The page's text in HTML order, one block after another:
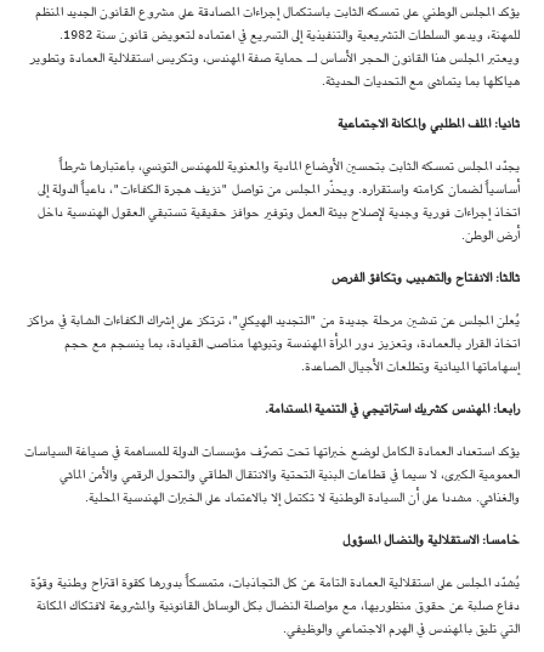
يؤكد المجلس الوطني على تمسكه الثابت باستكمال إجراءات المصادقة على مشروع القانون الجديد المنظم
للمهنة، ويدعو السلطات التشريعية والتنفيذية إلى التسريع في اعتماده لتعويض قانون سنة 1982.
ويعتبر المجلس هذا القانون الحجر الأساس لـ حماية صفة المهندس، وتكريس استقلالية العمادة وتطوير
هياكلها بما يتماشى مع التحديات الحديثة.
ثانيا: الملف المطلبي والمكانة الاجتماعية
يجدّد المجلس تمسكه الثابت بتحسين الأوضاع المادية والمعنوية للمهندس التونسي، باعتبارها شرطاً
أساسياً لضمان كرامته واستقراره. ويحذّر المجلس من تواصل "نزيف هجرة الكفاءات"، داعياً الدولة إلى
اتخاذ إجراءات فورية وجدية لإصلاح بيئة العمل وتوفير حوافز حقيقية تستبقي العقول الهندسية داخل
أرض الوطن.
ثالثا: الانفتاح والتشبيب وتكافؤ الفرص
يُعلن المجلس عن تدشين مرحلة جديدة من "التجديد الهيكلي"، ترتكز على إشراك الكفاءات الشابة في مراكز
اتخاذ القرار بالعمادة، وتعزيز دور المرأة المهندسة وتبوئها مناصب القيادة، بما ينسجم مع حجم
إسهاماتها الميدانية وتطلعات الأجيال الصاعدة.
رابعا: المهندس كشريك استراتيجي في التنمية المستدامة.
يؤكد استعداد العمادة الكامل لوضع خبراتها تحت تصرّف مؤسسات الدولة للمساهمة في صياغة السياسات
العمومية الكبرى، لا سيما في قطاعات البنية التحتية والانتقال الطاقي والتحول الرقمي والأمن المائي
والغذائي. مشددا على أن السيادة الوطنية لا تكتمل إلا بالاعتماد على الخبرات الهندسية المحلية.
خامسا: الاستقلالية والنضال المسؤول
يُشدّد المجلس على استقلالية العمادة التامة عن كل التجاذبات، متمسكاً بدورها كقوة اقتراح وطنية وقوّة
دفاع صلبة عن حقوق منظوريها، مع مواصلة النضال بكل الوسائل القانونية والمشروعة لافتكاك المكانة
التي تليق بالمهندس في الهرم الاجتماعي والوظيفي.